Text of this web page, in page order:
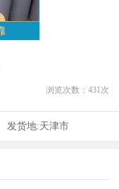
浏览次数： 431 次
发货地:天津市